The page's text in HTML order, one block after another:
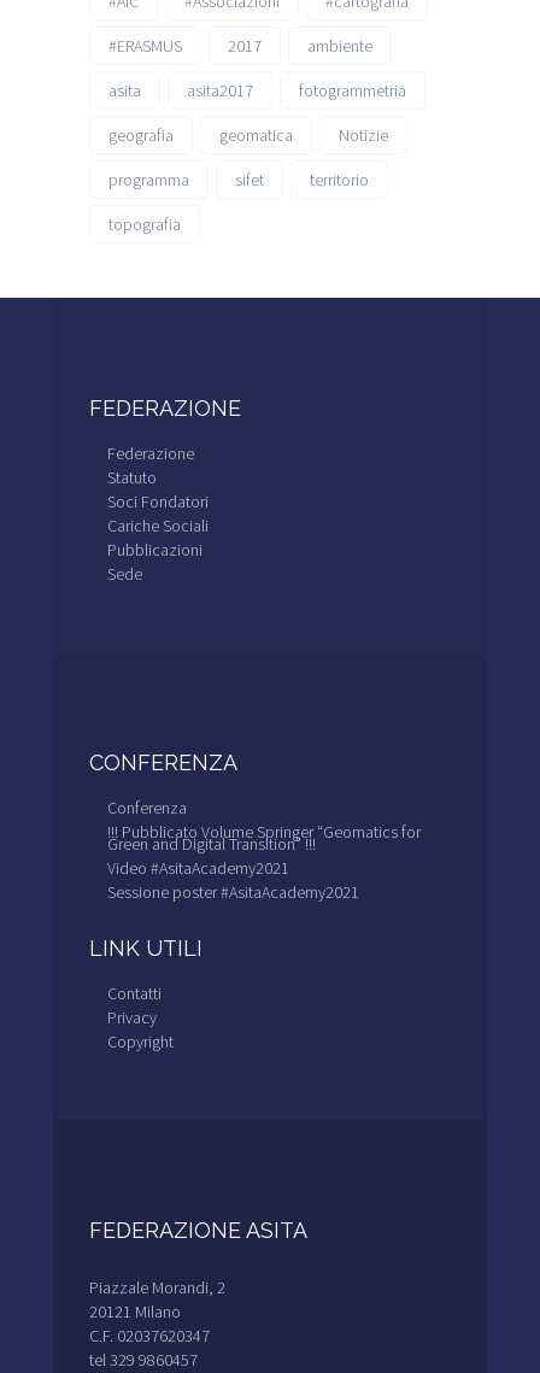
#ERASMUS 2017 ambiente
asita asita2017 fotogrammetria
geografia geomatica Notizie
programma sifet territorio
topografia
FEDERAZIONE
Federazione
Statuto
Soci Fondatori
Cariche Sociali
Pubblicazioni
Sede
CONFERENZA
Conferenza
!!! Pubblicato Volume Springer “Geomatics for
Green and Digital Transition” !!!
Video #AsitaAcademy2021
Sessione poster #AsitaAcademy2021
LINK UTILI
Contatti
Privacy
Copyright
FEDERAZIONE ASITA
Piazzale Morandi, 2
20121 Milano
C.F. 02037620347
tel 329 9860457